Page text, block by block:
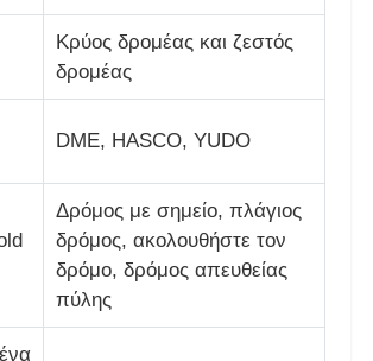
σχηματοποίηση εγχύσεων
εγχύσεων ηλεκτρονικής
θερμοκρασία
Κρύος δρομέας και ζεστός
δρομέας
DME, HASCO, YUDO
Δρόμος με σημείο, πλάγιος
δρόμος, ακολουθήστε τον
δρόμο, δρόμος απευθείας
πύλης